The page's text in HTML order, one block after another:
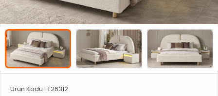
Ürün Kodu : T26312